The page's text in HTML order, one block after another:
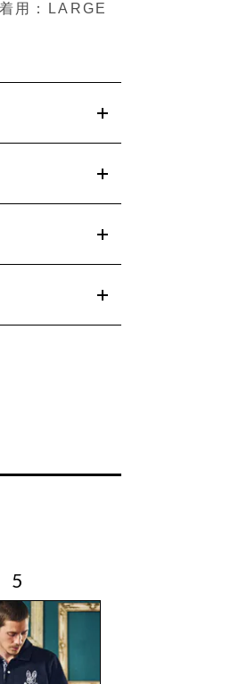
用：LARGE